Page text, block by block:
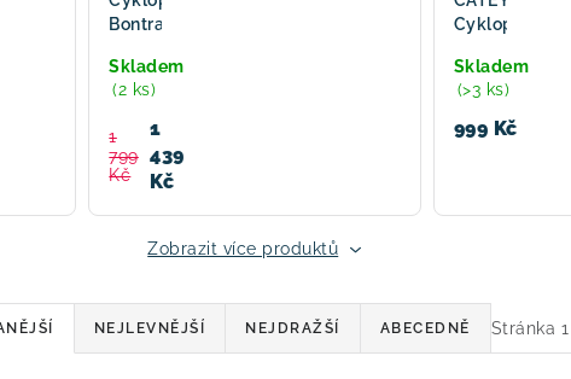
Bontrager
Elite
Skladem
(2 ks)
1
799
Kč
1
439
Kč
Cyklopočítač
Velo
Wireless
(VT230W)
Skladem
(>3 ks)
999 Kč
Zobrazit více produktů
Stránka 1
NEJLEVNĚJŠÍ NEJDRAŽŠÍ ABECEDNĚ